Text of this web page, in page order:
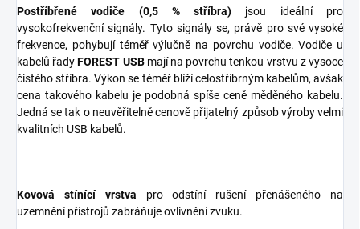
Postříbřené vodiče (0,5 % stříbra) jsou ideální pro
vysokofrekvenční signály. Tyto signály se, právě pro své vysoké
frekvence, pohybují téměř výlučně na povrchu vodiče. Vodiče u
kabelů řadyFOREST USB mají na povrchu tenkou vrstvu z vysoce
čistého stříbra. Výkon se téměř blíží celostříbrným kabelům, avšak
cena takového kabelu je podobná spíše ceně měděného kabelu.
Jedná se tak o neuvěřitelně cenově přijatelný způsob výroby velmi
kvalitních USB kabelů.
Kovová stínící vrstva pro odstíní rušení přenášeného na
uzemnění přístrojů zabráňuje ovlivnění zvuku.